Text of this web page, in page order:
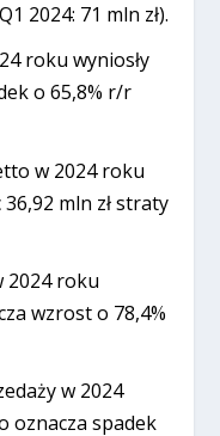
2024: 71 mln zł).
roku wyniosły
o 65,8% r/r
w 2024 roku
36,92 mln zł straty
2024 roku
wzrost o 78,4%
w 2024
oznacza spadek